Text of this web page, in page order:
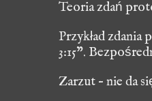
Teoriazdań
Przykład zdania
3:15”.
Zarzut – nie da